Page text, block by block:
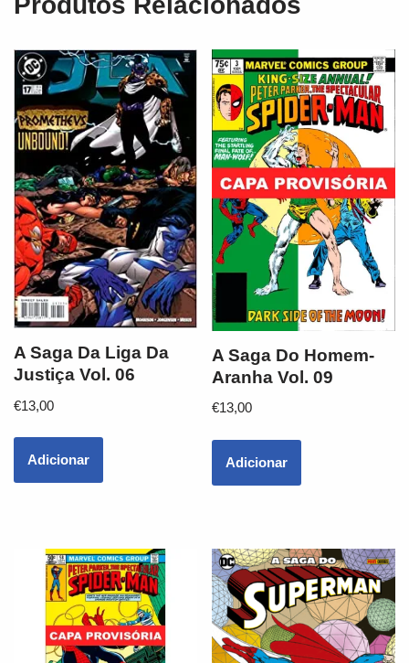
A Saga Da Liga Da
Justiça Vol. 06
€13,00
Adicionar
A Saga Do Homem-
Aranha Vol. 09
€13,00
Adicionar